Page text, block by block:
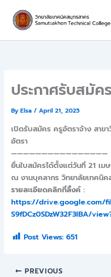
content
ประกาศรับสมัค
ByElsa/April 21, 2025
เปิดรับสมัคร ครูอัตราจ้าง สาขา
อัตรา
————————————————
ยื่นใบสมัครได้ตั้งแต่วันที่ 21 เ
ณ งานบุคลากร วิทยาลัยเทคนิค
รายละเอียดคลิกที่ลิ้งค์ :
https://drive.google.com/
S9fDCz0SDzW32F3IBA/
Post Views: 651
PREVIOUS